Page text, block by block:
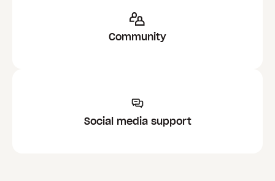
Community
Social media support